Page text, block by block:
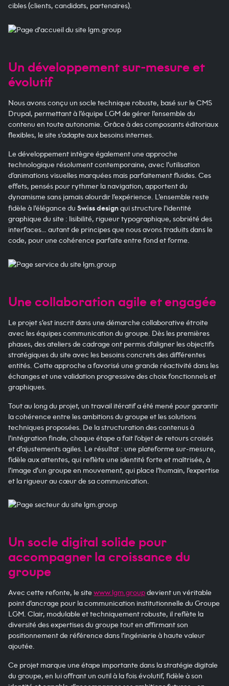
cibles (clients, candidats, partenaires).
Un développement sur-mesure et
évolutif
Nous avons conçu un socle technique robuste, basé sur le CMS
Drupal, permettant à l’équipe LGM de gérer l’ensemble du
contenu en toute autonomie. Grâce à des composants éditoriaux
flexibles, le site s’adapte aux besoins internes.
Le développement intègre également une approche
technologique résolument contemporaine, avec l’utilisation
d’animations visuelles marquées mais parfaitement fluides. Ces
effets, pensés pour rythmer la navigation, apportent du
dynamisme sans jamais alourdir l’expérience. L’ensemble reste
fidèle à l’élégance du Swiss designqui structure l’identité
graphique du site : lisibilité, rigueur typographique, sobriété des
interfaces… autant de principes que nous avons traduits dans le
code, pour une cohérence parfaite entre fond et forme.
Une collaboration agile et engagée
Le projet s’est inscrit dans une démarche collaborative étroite
avec les équipes communication du groupe. Dès les premières
phases, des ateliers de cadrage ont permis d’aligner les objectifs
stratégiques du site avec les besoins concrets des différentes
entités. Cette approche a favorisé une grande réactivité dans les
échanges et une validation progressive des choix fonctionnels et
graphiques.
Tout au long du projet, un travail itératif a été mené pour garantir
la cohérence entre les ambitions du groupe et les solutions
techniques proposées. De la structuration des contenus à
l’intégration finale, chaque étape a fait l’objet de retours croisés
et d’ajustements agiles. Le résultat : une plateforme sur-mesure,
fidèle aux attentes, qui reflète une identité forte et maîtrisée, à
l’image d’un groupe en mouvement, qui place l’humain, l’expertise
et la rigueur au cœur de sa communication.
Un socle digital solide pour
accompagner la croissance du
groupe
Avec cette refonte, le sitewww.lgm.groupdevient un véritable
point d’ancrage pour la communication institutionnelle du Groupe
LGM. Clair, modulable et techniquement robuste, il reflète la
diversité des expertises du groupe tout en affirmant son
positionnement de référence dans l’ingénierie à haute valeur
ajoutée.
Ce projet marque une étape importante dans la stratégie digitale
du groupe, en lui offrant un outil à la fois évolutif, fidèle à son